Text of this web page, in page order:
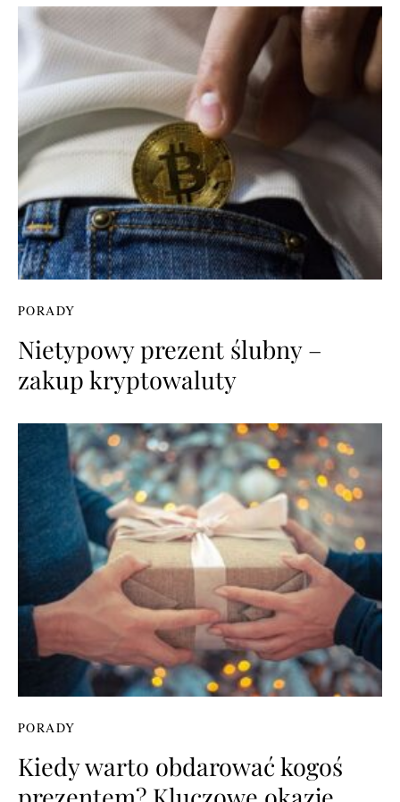
PORADY
Nietypowy prezent ślubny –
zakup kryptowaluty
PORADY
Kiedy warto obdarować kogoś